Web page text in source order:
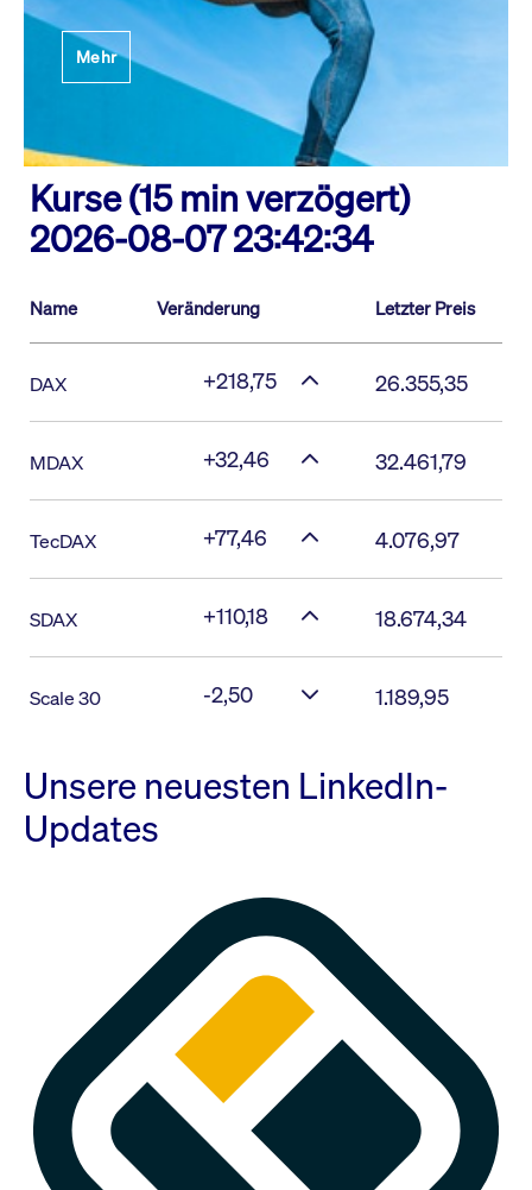
Mehr
Kurse (15 min verzögert)
2026-08-07 23:42:34
Name Veränderung Letzter Preis
DAX +218,75 26.355,35
MDAX +32,46 32.461,79
TecDAX +77,46 4.076,97
SDAX +110,18 18.674,34
Scale 30 -2,50 1.189,95
Unsere neuesten LinkedIn-
Updates